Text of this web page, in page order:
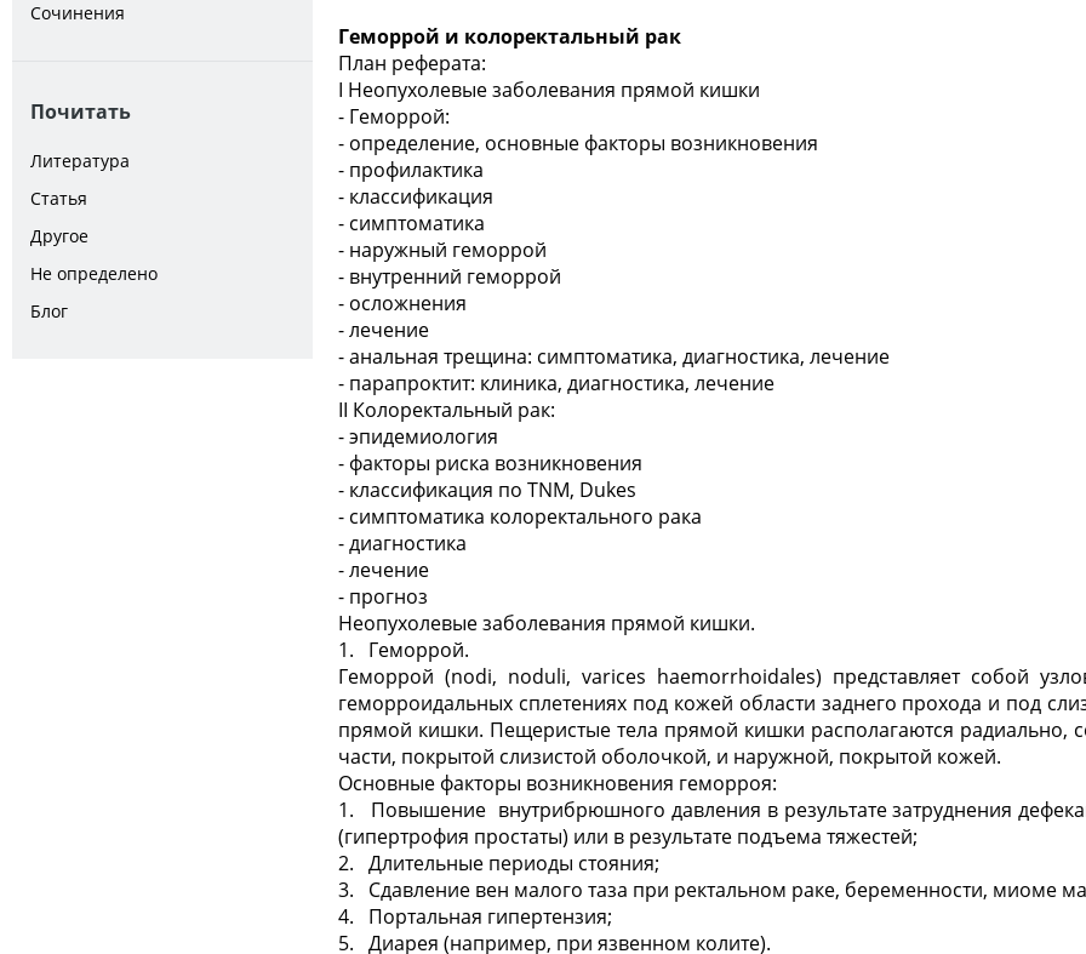
Сочинения
Почитать
Литература
Статья
Другое
Не определено
Блог
Геморрой и колоректальный рак
План реферата:
I Неопухолевые заболевания прямой кишки
- Геморрой:
- определение, основные факторы возникновения
- профилактика
- классификация
- симптоматика
- наружный геморрой
- внутренний геморрой
- осложнения
- лечение
- анальная трещина: симптоматика, диагностика, лечение
- парапроктит: клиника, диагностика, лечение
II Колоректальный рак:
- эпидемиология
- факторы риска возникновения
- классификация по TNM, Dukes
- симптоматика колоректального рака
- диагностика
- лечение
- прогноз
Неопухолевые заболевания прямой кишки.
1. Геморрой.
Геморрой (nodi, noduli, varices haemorrhoidales) представляет собой
геморроидальных сплетениях под кожей области заднего прохода и под
прямой кишки. Пещеристые тела прямой кишки располагаются радиально,
части, покрытой слизистой оболочкой, и наружной, покрытой кожей.
Основные факторы возникновения геморроя:
1. Повышение внутрибрюшного давления в результате затруднения
(гипертрофия простаты) или в результате подъема тяжестей;
2. Длительные периоды стояния;
3. Сдавление вен малого таза при ректальном раке, беременности, миоме
4. Портальная гипертензия;
5. Диарея (например, при язвенном колите).